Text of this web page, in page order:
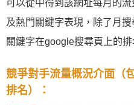
可以從中得到該網址每月的
及熱門關鍵字表現，除了月
關鍵字在google搜尋頁上的排
競爭對手流量概況介面（
排名）：